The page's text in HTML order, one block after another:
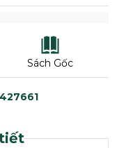
Sách Gốc